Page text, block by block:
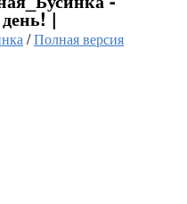
|
/Полная версия